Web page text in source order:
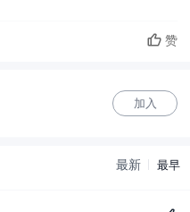
赞
加入
最新 最早